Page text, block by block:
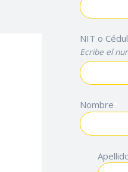
NIT o
Ecribe el
Nombre